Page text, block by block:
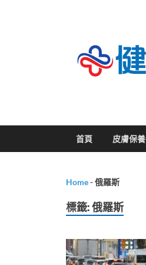
首頁 皮膚保養
Home-俄羅斯
標籤:俄羅斯